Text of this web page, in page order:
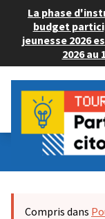
La phase
budget
jeunesse 2026
2026 au
Budget Participatif
💡 Consulter les
Compris dans